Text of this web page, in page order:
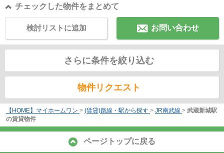
チェックした物件をまとめて
お問い合わせ
検討リストに追加
さらに条件を絞り込む
物件リクエスト
【HOME】マイホームワン > (賃貸)路線・駅から探す > JR南武線 > 武蔵新城駅
の賃貸物件
ページトップに戻る